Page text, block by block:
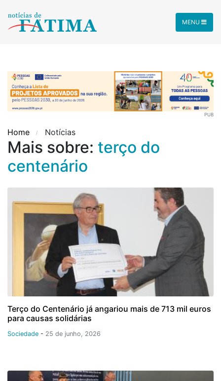
MENU
PUB
Home Notícias
Mais sobre: terço do
centenário
Terço do Centenário já angariou mais de 713 mil euros
para causas solidárias
Sociedade - 25 de junho, 2026